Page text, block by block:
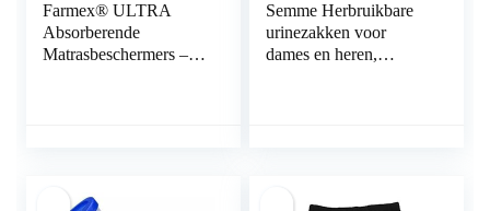
Farmex® ULTRA
Absorberende
Matrasbeschermers –
Semme Herbruikbare
urinezakken voor
dames en heren,